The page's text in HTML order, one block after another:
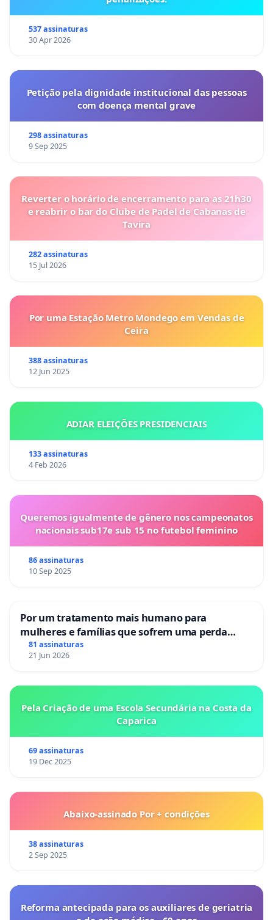
537 assinaturas
30 Apr 2026
Petição pela dignidade institucional das pessoas
com doença mental grave
298 assinaturas
9 Sep 2025
Reverter o horário de encerramento para as 21h30
e reabrir o bar do Clube de Padel de Cabanas de
Tavira
282 assinaturas
15 Jul 2026
Por uma Estação Metro Mondego em Vendas de
Ceira
388 assinaturas
12 Jun 2025
ADIAR ELEIÇÕES PRESIDENCIAIS
133 assinaturas
4 Feb 2026
Queremos igualmente de gênero nos campeonatos
nacionais sub17e sub 15 no futebol feminino
86 assinaturas
10 Sep 2025
Por um tratamento mais humano para
mulheres e famílias que sofrem uma perda
gestacional nos hospitais portugueses
81 assinaturas
21 Jun 2026
Pela Criação de uma Escola Secundária na Costa da
Caparica
69 assinaturas
19 Dec 2025
Abaixo-assinado Por + condições
38 assinaturas
2 Sep 2025
Reforma antecipada para os auxiliares de geriatria